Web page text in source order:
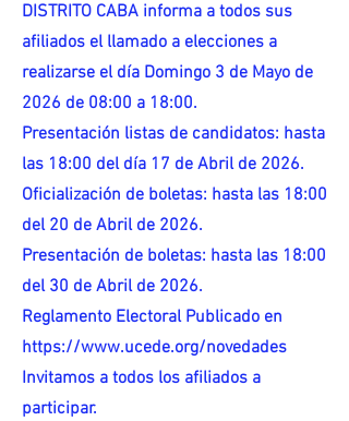
DISTRITO CABA informa a todos sus
afiliados el llamado a elecciones a
realizarse el día Domingo 3 de Mayo de
2026 de 08:00 a 18:00.
Presentación listas de candidatos: hasta
las 18:00 del día 17 de Abril de 2026.
Oficialización de boletas: hasta las 18:00
del 20 de Abril de 2026.
Presentación de boletas: hasta las 18:00
del 30 de Abril de 2026.
Reglamento Electoral Publicado en
https://www.ucede.org/novedades
Invitamos a todos los afiliados a
participar.